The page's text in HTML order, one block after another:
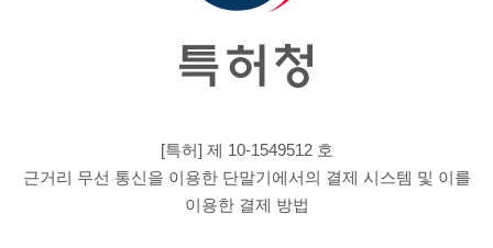
[특허] 제 10-1549512 호
근거리 무선 통신을 이용한 단말기에서의 결제 시스템 및 이를
이용한 결제 방법